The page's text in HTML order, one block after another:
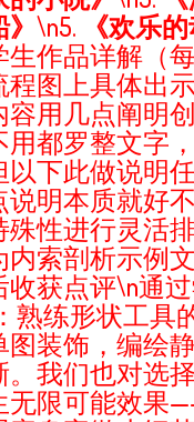
\n5. 《欢乐
生作品详解（
程图上具体出
容用几点阐明
用都罗整文字
以下此做说明
说明本质就好
殊性进行灵活
内索剖析示例
收获点评\n通
熟练形状工具
图装饰，编绘
。我们也对选
无限可能效果